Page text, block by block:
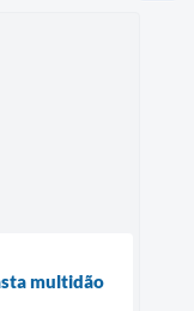
multidão